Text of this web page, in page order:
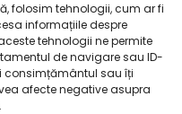
folosim tehnologii, cum ar fi
informațiile despre
tehnologii ne permite
de navigare sau ID-
consimțământul sau îți
afecte negative asupra